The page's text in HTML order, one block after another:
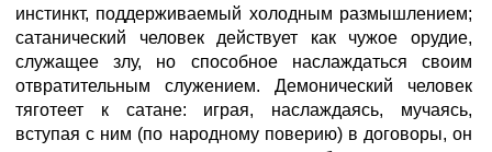
инстинкт, поддерживаемый холодным размышлением;
сатанический человек действует как чужое орудие,
служащее злу, но способное наслаждаться своим
отвратительным служением. Демонический человек
тяготеет к сатане: играя, наслаждаясь, мучаясь,
вступая с ним (по народному поверию) в договоры, он